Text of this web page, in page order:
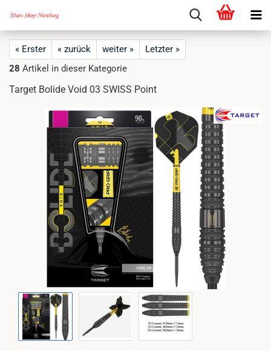
« Erster « zurück weiter »
Letzter »
28 Artikel in dieser Kategorie
Target Bolide Void 03 SWISS Point